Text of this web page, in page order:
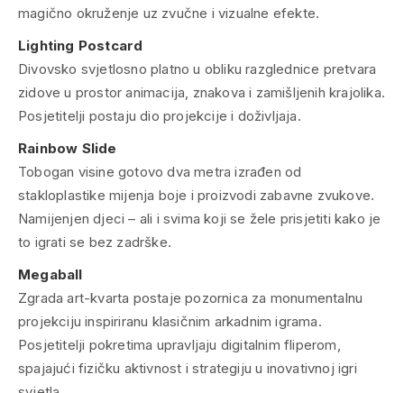
magično okruženje uz zvučne i vizualne efekte.
Lighting Postcard
Divovsko svjetlosno platno u obliku razglednice pretvara
zidove u prostor animacija, znakova i zamišljenih krajolika.
Posjetitelji postaju dio projekcije i doživljaja.
Rainbow Slide
Tobogan visine gotovo dva metra izrađen od
stakloplastike mijenja boje i proizvodi zabavne zvukove.
Namijenjen djeci – ali i svima koji se žele prisjetiti kako je
to igrati se bez zadrške.
Megaball
Zgrada art-kvarta postaje pozornica za monumentalnu
projekciju inspiriranu klasičnim arkadnim igrama.
Posjetitelji pokretima upravljaju digitalnim fliperom,
spajajući fizičku aktivnost i strategiju u inovativnoj igri